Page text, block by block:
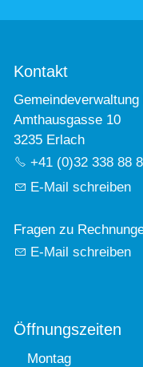
Kontakt
Amthausgasse 10
3235 Erlach
+41 (0)32 338 88
E-Mail schreiben
Fragen zu
E-Mail schreiben
Öffnungszeiten
Montag